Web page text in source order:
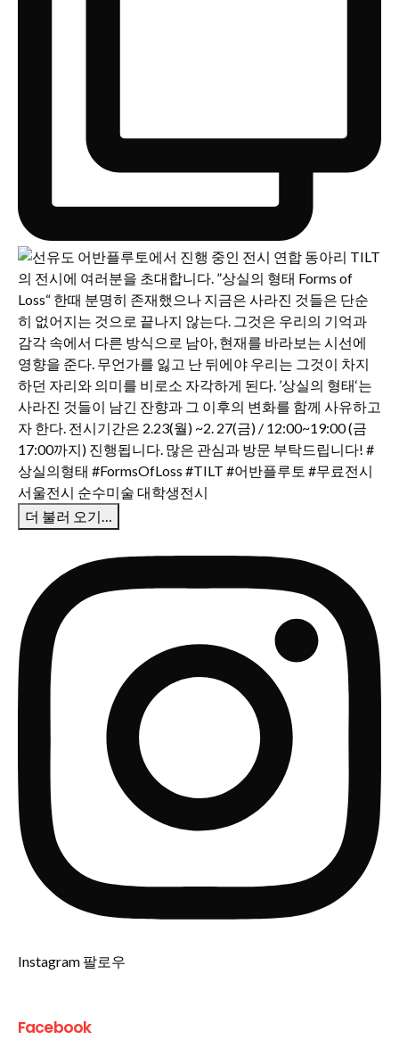
더 불러 오기…
Instagram 팔로우
Facebook